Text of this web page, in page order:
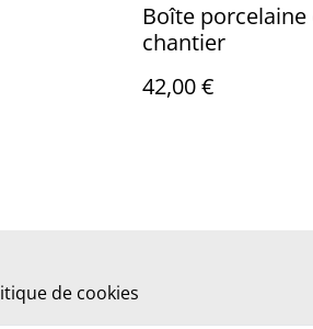
Boîte
chantier
42,00 €
de cookies